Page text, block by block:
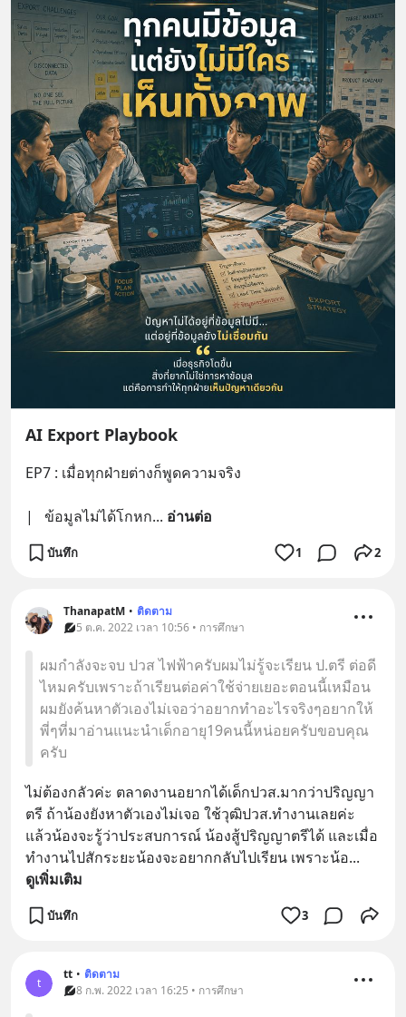
AI Export Playbook
EP7 : เมื่อทุกฝ่ายต่างก็พูดความจริง
|   ข้อมูลไม่ได้โกหก... อ่านต่อ
บันทึก 1 2
ThanapatM • ติดตาม
5 ต.ค. 2022 เวลา 10:56 • การศึกษา
ผมกำลังจะจบ ปวส ไฟฟ้าครับผมไม่รู้จะเรียน ป.ตรี ต่อดี
ไหมครับเพราะถ้าเรียนต่อค่าใช้จ่ายเยอะตอนนี้เหมือน
ผมยังค้นหาตัวเองไม่เจอว่าอยากทำอะไรจริงๆอยากให้
พี่ๆที่มาอ่านแนะนำเด็กอายุ19คนนี้หน่อยครับขอบคุณ
ครับ
ไม่ต้องกลัวค่ะ ตลาดงานอยากได้เด็กปวส.มากว่าปริญญา
ตรี ถ้าน้องยังหาตัวเองไม่เจอ ใช้วุฒิปวส.ทำงานเลยค่ะ
แล้วน้องจะรู้ว่าประสบการณ์ น้องสู้ปริญญาตรีได้ และเมื่อ
ทำงานไปสักระยะน้องจะอยากกลับไปเรียน เพราะน้อ...
ดูเพิ่มเติม
บันทึก 3
t
tt • ติดตาม
8 ก.พ. 2022 เวลา 16:25 • การศึกษา